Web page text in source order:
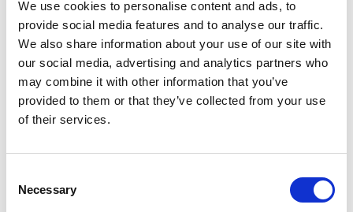
We use cookies to personalise content and ads, to
provide social media features and to analyse our traffic.
We also share information about your use of our site with
our social media, advertising and analytics partners who
may combine it with other information that you’ve
provided to them or that they’ve collected from your use
of their services.
Selection
Necessary
løbende optimering af din
mundsundhed
Selve IFB behandlingen udføres med moderne,
skånsomme metoder, og fokus er både på
fjernelse af skadelig biofilm og på undervisning, så
planen justeres efter effekt og ændringer i din
tilstand. Dette gør IFB til en effektiv model for